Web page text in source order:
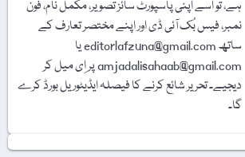
ہے، تو اسے اپنی پاسپورٹ سائز تصویر، مکمل نام، فون
نمبر، فیس بُک آئی ڈی اور اپنے مختصر تعارف کے
ساتھ editorlafzuna@gmail.com یا
amjadalisahaab@gmail.com پر اِی میل کر
دیجیے۔ تحریر شائع کرنے کا فیصلہ ایڈیٹوریل بورڈ کرے
گا۔